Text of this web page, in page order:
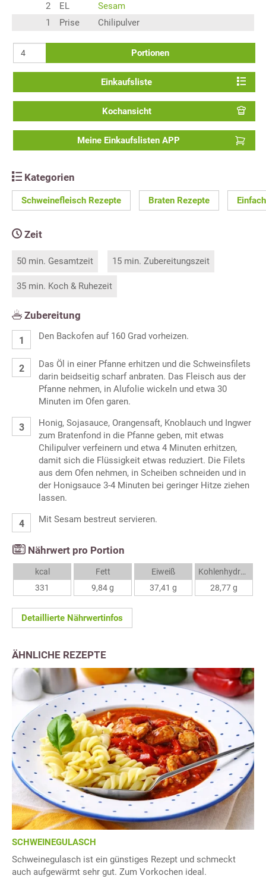
2
EL
Sesam
1
Prise Chilipulver
Portionen
Einkaufsliste
Kochansicht
Meine Einkaufslisten APP
Kategorien
Schweinefleisch Rezepte Braten Rezepte
Zeit
50 min. Gesamtzeit 15 min. Zubereitungszeit
35 min. Koch & Ruhezeit
Zubereitung
Den Backofen auf 160 Grad vorheizen.
Das Öl in einer Pfanne erhitzen und die Schweinsfilets
darin beidseitig scharf anbraten. Das Fleisch aus der
Pfanne nehmen, in Alufolie wickeln und etwa 30
Minuten im Ofen garen.
Honig, Sojasauce, Orangensaft, Knoblauch und Ingwer
zum Bratenfond in die Pfanne geben, mit etwas
Chilipulver verfeinern und etwa 4 Minuten erhitzen,
damit sich die Flüssigkeit etwas reduziert. Die Filets
aus dem Ofen nehmen, in Scheiben schneiden und in
der Honigsauce 3-4 Minuten bei geringer Hitze ziehen
lassen.
Mit Sesam bestreut servieren.
Nährwert pro Portion
kcal
331
Fett
9,84 g
Eiweiß
37,41 g
Kohlenhydrate
28,77 g
Detaillierte Nährwertinfos
ÄHNLICHE REZEPTE
SCHWEINEGULASCH
Schweinegulasch ist ein günstiges Rezept und schmeckt
auch aufgewärmt sehr gut. Zum Vorkochen ideal.